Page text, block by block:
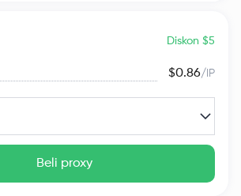
Diskon $5
$0.86/IP
Beli proxy